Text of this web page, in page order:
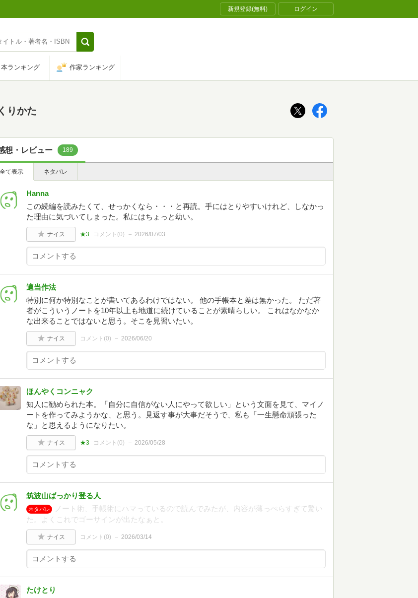
新規登録(無料) ログイン
本ランキング 作家ランキング
りかた
想・レビュー 189
全て表示 ネタバレ
Hanna
この続編を読みたくて、せっかくなら・・・と再読。手にはとりやすいけれど、しなかっ
た理由に気づいてしまった。私にはちょっと幼い。
ナイス ★3 コメント(0) 2026/07/03
適当作法
特別に何か特別なことが書いてあるわけではない。 他の手帳本と差は無かった。 ただ著
者がこういうノートを10年以上も地道に続けていることが素晴らしい。 これはなかなか
な出来ることではないと思う。そこを見習いたい。
ナイス コメント(0) 2026/06/20
ほんやくコンニャク
知人に勧められた本。「自分に自信がない人にやって欲しい」という文面を見て、マイノ
ートを作ってみようかな、と思う。見返す事が大事だそうで、私も「一生懸命頑張った
な」と思えるようになりたい。
ナイス ★3 コメント(0) 2026/05/28
筑波山ばっかり登る人
ネタバレ
ノート術、手帳術にハマっているので読んでみたが、内容が薄っぺらすぎて驚い
た。よくこれでゴーサインが出たなぁと。
ナイス コメント(0) 2026/03/14
たけとり